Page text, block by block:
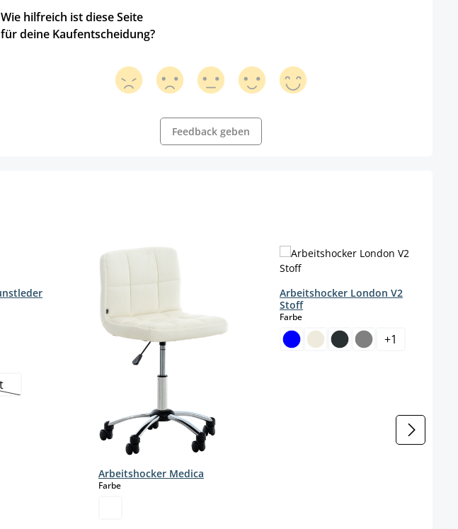
Wie hilfreich ist diese Seite
für deine Kaufentscheidung?
Feedback geben
ist zurzeit nicht verfügbar.)
Arbeitshocker Medica
Farbeauswählen
Arbeitshocker London V2
Stoff
Farbeauswählen
+1